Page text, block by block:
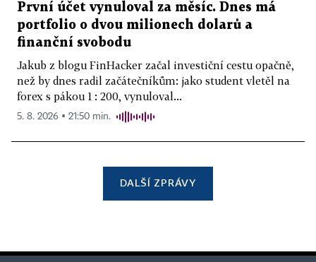
První účet vynuloval za měsíc. Dnes má
portfolio o dvou milionech dolarů a
finanční svobodu
Jakub z blogu FinHacker začal investiční cestu opačně,
než by dnes radil začátečníkům: jako student vletěl na
forex s pákou 1 : 200, vynuloval...
5. 8. 2026 ▪ 21:50 min.
DALŠÍ ZPRÁVY